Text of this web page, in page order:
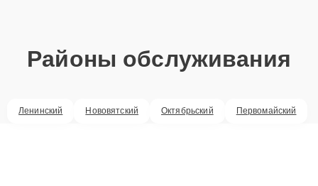
Районы обслуживания
Ленинский Нововятский Октябрьский Первомайский